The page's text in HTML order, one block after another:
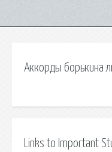
Аккорды борькина
Links to Important